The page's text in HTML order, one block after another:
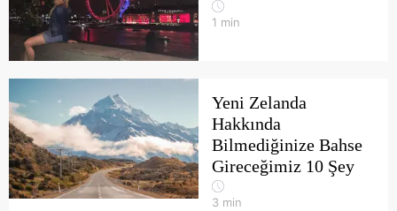
1 min
Yeni Zelanda
Hakkında
Bilmediğinize Bahse
Gireceğimiz 10 Şey
3 min